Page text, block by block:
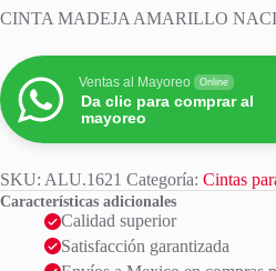
CINTA MADEJA AMARILLO
Ventas al Mayoreo Online
Da clic para comprar al
mayoreo
SKU: ALU.1621 Categoría: Cintas
Características adicionales
Calidad superior
Satisfacción garantizada